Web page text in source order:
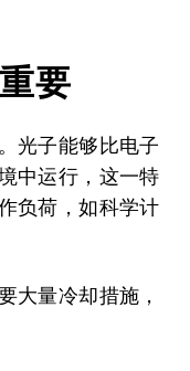
要
光子能够比电子
中运行，这一特
负荷，如科学计
大量冷却措施，